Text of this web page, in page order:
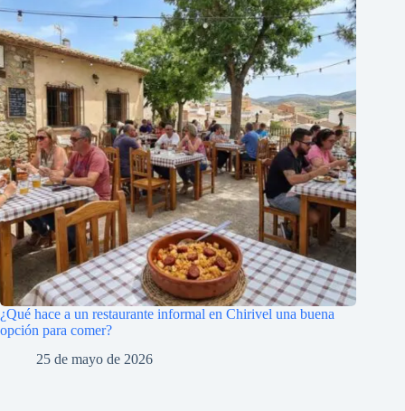
¿Qué hace a un restaurante informal en Chirivel una buena
opción para comer?
25 de mayo de 2026